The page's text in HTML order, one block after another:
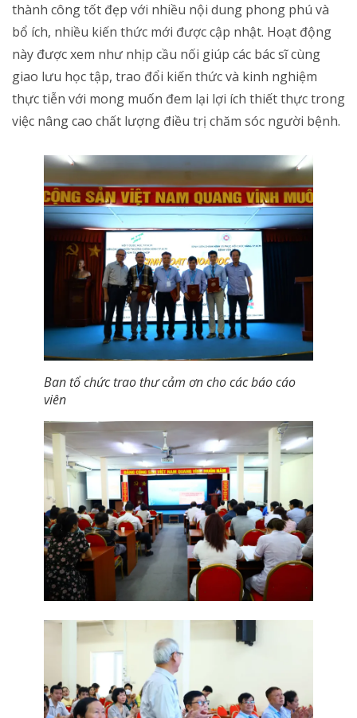
thành công tốt đẹp với nhiều nội dung phong phú và
bổ ích, nhiều kiến thức mới được cập nhật. Hoạt động
này được xem như nhịp cầu nối giúp các bác sĩ cùng
giao lưu học tập, trao đổi kiến thức và kinh nghiệm
thực tiễn với mong muốn đem lại lợi ích thiết thực trong
việc nâng cao chất lượng điều trị chăm sóc người bệnh.
Ban tổ chức trao thư cảm ơn cho các báo cáo
viên